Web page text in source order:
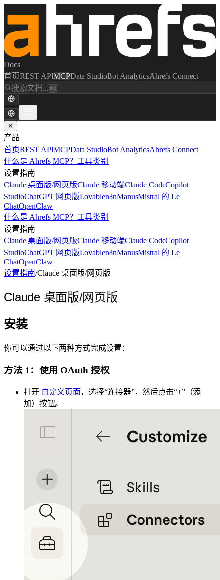
Docs
首页REST APIMCPData StudioBot AnalyticsAhrefs Connect
搜索文档...⌘K
✕
产品
首页REST APIMCPData StudioBot AnalyticsAhrefs Connect
什么是 Ahrefs MCP？ 工具类别
设置指南
Claude 桌面版/网页版Claude 移动端Claude CodeCopilot
StudioChatGPT 网页版Lovablen8nManusMistral 的 Le
ChatOpenClaw
什么是 Ahrefs MCP？ 工具类别
设置指南
Claude 桌面版/网页版Claude 移动端Claude CodeCopilot
StudioChatGPT 网页版Lovablen8nManusMistral 的 Le
ChatOpenClaw
设置指南/Claude 桌面版/网页版
Claude 桌面版/网页版
安装
你可以通过以下两种方式完成设置：
方法 1：使用 OAuth 授权
打开 自定义页面，选择“连接器”，然后点击“+”（添
加）按钮。